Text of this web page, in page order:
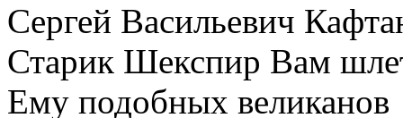
Сергей Васильевич
Старик Шекспир Вам
Ему подобных великанов